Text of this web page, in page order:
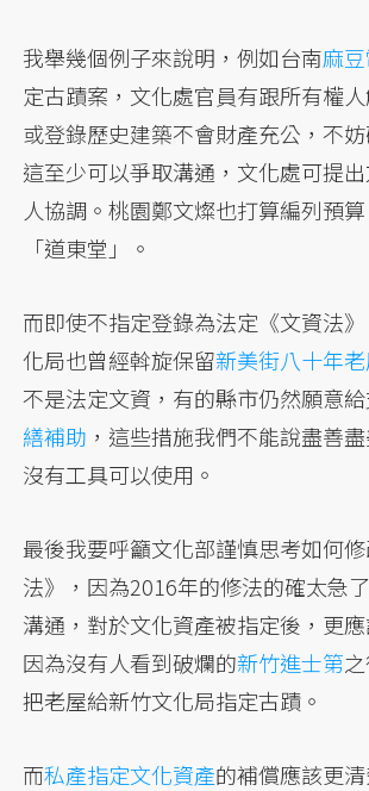
我舉幾個例子來說明，例如台南麻
定古蹟案，文化處官員有跟所有權
或登錄歷史建築不會財產充公，不妨
這至少可以爭取溝通，文化處可提
人協調。桃園鄭文燦也打算編列預
「道東堂」。
而即使不指定登錄為法定《文資法
化局也曾經斡旋保留新美街八十年
不是法定文資，有的縣市仍然願意
繕補助 ，這些措施我們不能說盡善
沒有工具可以使用。
最後我要呼籲文化部謹慎思考如何
法》，因為2016年的修法的確太急
溝通，對於文化資產被指定後，更應
因為沒有人看到破爛的新竹進士第
把老屋給新竹文化局指定古蹟。
而私產指定文化資產的補償應該更